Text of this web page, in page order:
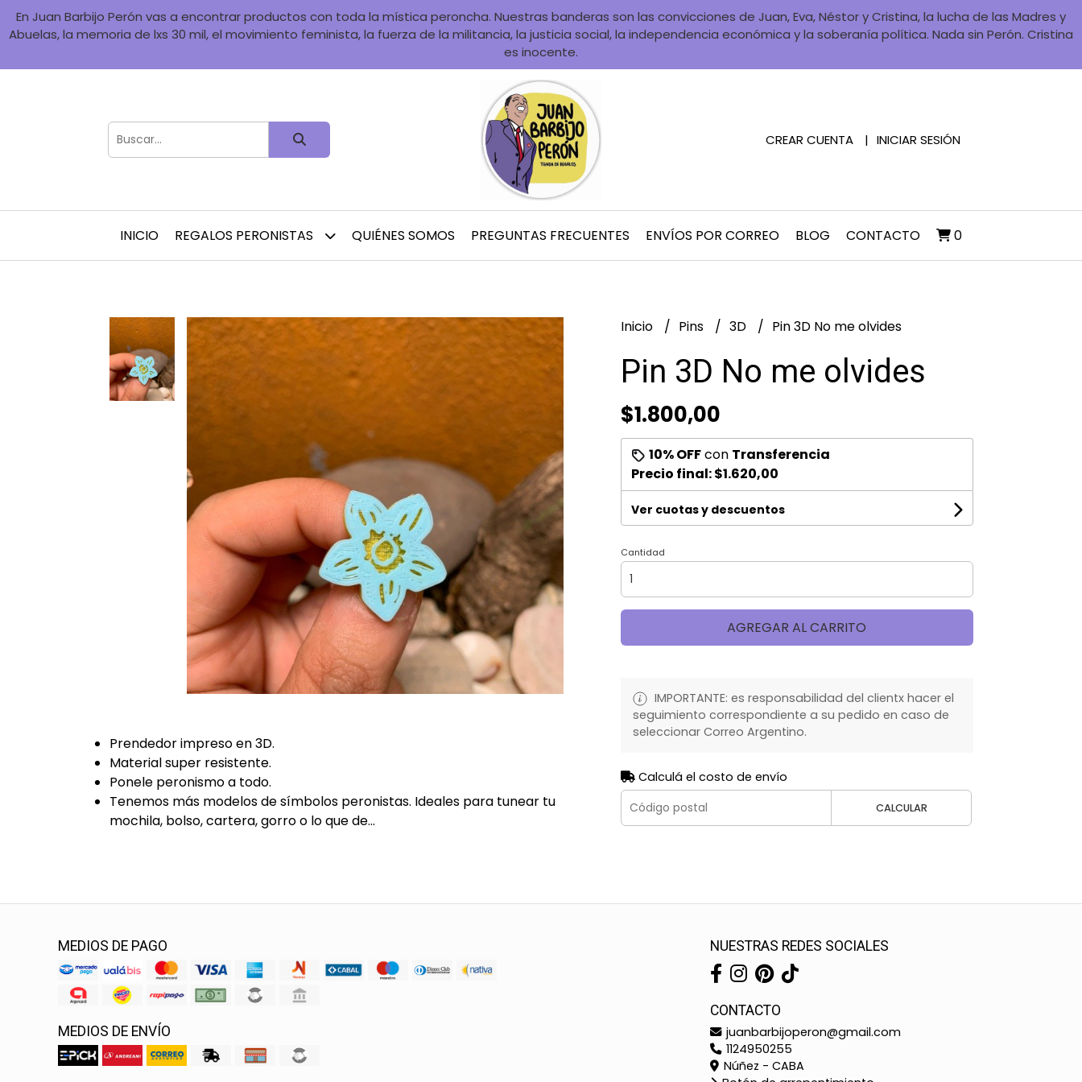
En Juan Barbijo Perón vas a encontrar productos con toda la mística peroncha. Nuestras banderas son las convicciones de Juan, Eva, Néstor y Cristina, la lucha de las Madres y
Abuelas, la memoria de lxs 30 mil, el movimiento feminista, la fuerza de la militancia, la justicia social, la independencia económica y la soberanía política. Nada sin Perón. Cristina
es inocente.
CREAR CUENTA INICIAR SESIÓN
INICIO REGALOS PERONISTAS QUIÉNES SOMOS PREGUNTAS FRECUENTES ENVÍOS POR CORREO BLOG CONTACTO 0
Prendedor impreso en 3D.
Material super resistente.
Ponele peronismo a todo.
Tenemos más modelos de símbolos peronistas. Ideales para tunear tu
mochila, bolso, cartera, gorro o lo que de...
Inicio Pins 3D Pin 3D No me olvides
Pin 3D No me olvides
$1.800,00
10% OFFcon Transferencia
Precio final:$1.620,00
Ver cuotas y descuentos
Cantidad
AGREGAR AL CARRITO
IMPORTANTE: es responsabilidad del clientx hacer el
seguimiento correspondiente a su pedido en caso de
seleccionar Correo Argentino.
Calculá el costo de envío
CALCULAR
MEDIOS DE PAGO
MEDIOS DE ENVÍO
NUESTRAS REDES SOCIALES
CONTACTO
juanbarbijoperon@gmail.com
1124950255
Núñez - CABA